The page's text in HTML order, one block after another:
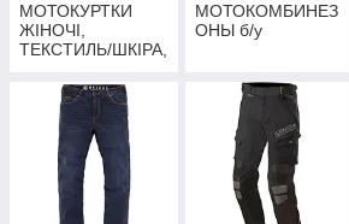
МОТОКУРТКИ
ЖІНОЧІ,
ТЕКСТИЛЬ/ШКІРА,
МОТОКОМБИНЕЗ
ОНЫ б/у